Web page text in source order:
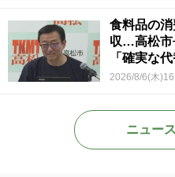
食料品の
収…高松市
「確実な
2026/8/6(木
ニュー